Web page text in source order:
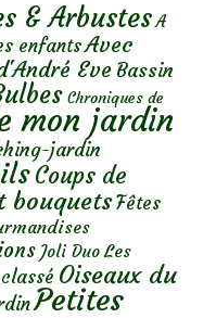
& Arbustes A
enfantsAvec
Eve Bassin
Chroniques de
mon jardin
jardin
Coups de
bouquetsFêtes
Joli Duo Les
Oiseaux du
Petites